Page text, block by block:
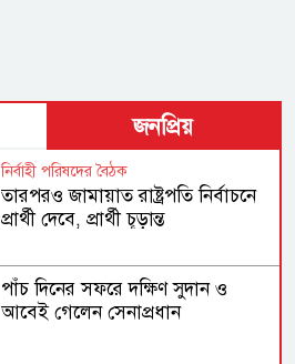
জনপ্রিয়
নির্বাহী পরিষদের বৈঠক
তারপরও জামায়াত রাষ্ট্রপতি নির্বাচনে
প্রার্থী দেবে, প্রার্থী চূড়ান্ত
পাঁচ দিনের সফরে দক্ষিণ সুদান ও
আবেই গেলেন সেনাপ্রধান